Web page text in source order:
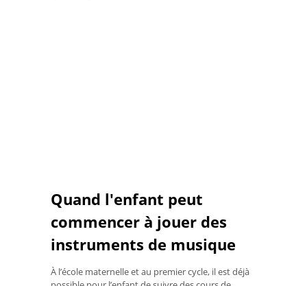
Quand l'enfant peut
commencer à jouer des
instruments de musique
À l’école maternelle et au premier cycle, il est déjà